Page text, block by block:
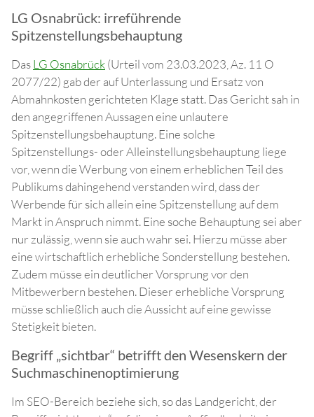
LG Osnabrück: irreführende
Spitzenstellungsbehauptung
DasLG Osnabrück(Urteil vom 23.03.2023, Az. 11 O
2077/22) gab der auf Unterlassung und Ersatz von
Abmahnkosten gerichteten Klage statt. Das Gericht sah in
den angegriffenen Aussagen eine unlautere
Spitzenstellungsbehauptung. Eine solche
Spitzenstellungs- oder Alleinstellungsbehauptung liege
vor, wenn die Werbung von einem erheblichen Teil des
Publikums dahingehend verstanden wird, dass der
Werbende für sich allein eine Spitzenstellung auf dem
Markt in Anspruch nimmt. Eine soche Behauptung sei aber
nur zulässig, wenn sie auch wahr sei. Hierzu müsse aber
eine wirtschaftlich erhebliche Sonderstellung bestehen.
Zudem müsse ein deutlicher Vorsprung vor den
Mitbewerbern bestehen. Dieser erhebliche Vorsprung
müsse schließlich auch die Aussicht auf eine gewisse
Stetigkeit bieten.
Begriff „sichtbar“ betrifft den Wesenskern der
Suchmaschinenoptimierung
Im SEO-Bereich beziehe sich, so das Landgericht, der